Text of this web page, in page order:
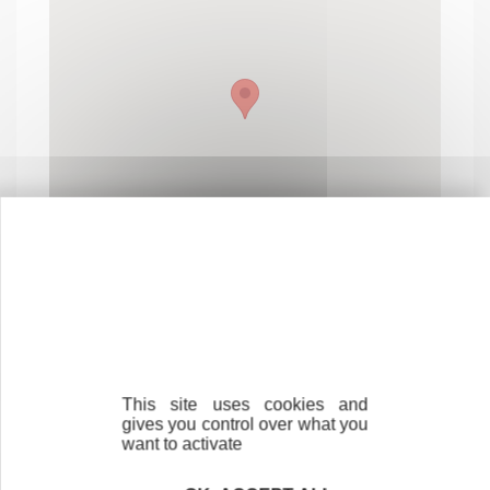
Contactez-nous ! Cliquez ici
This site uses cookies and
gives you control over what you
want to activate